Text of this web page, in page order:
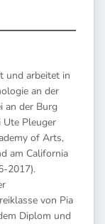
und arbeitet in
an der
an der Burg
Ute Pleuger
of Arts,
am California
2017).
von Pia
Diplom und